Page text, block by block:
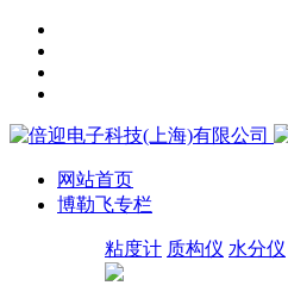
网站首页
博勒飞专栏
粘度计 质构仪 水分仪